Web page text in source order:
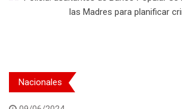
Nacionales